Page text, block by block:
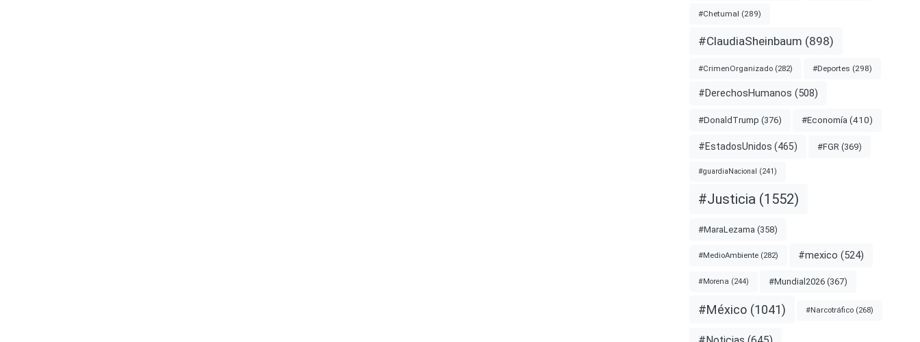
#Chetumal (289)
#ClaudiaSheinbaum (898)
#CrimenOrganizado(282) #Deportes (298)
#DerechosHumanos (508)
#DonaldTrump (376) #Economía (410)
#EstadosUnidos (465) #FGR (369)
#guardiaNacional (241)
#Justicia (1552)
#MaraLezama (358)
#MedioAmbiente(282) #mexico (524)
#Morena (244) #Mundial2026(367)
#México(1041) #Narcotráfico(268)